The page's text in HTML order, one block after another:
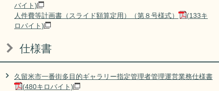
バイト)
人件費等計画書（スライド額算定用）（第８号様式）
(133キ
ロバイト)
仕様書
久留米市一番街多目的ギャラリー指定管理者管理運営業務仕様書
(480キロバイト)